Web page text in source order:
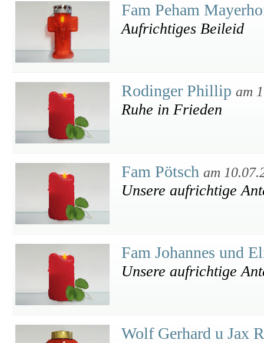
Fam Peham
Aufrichtiges Beileid
Rodinger Phillip am
Ruhe in Frieden
Fam Pötsch am
Unsere aufrichtige
Fam Johannes und
Unsere aufrichtige
Wolf Gerhard u Jax